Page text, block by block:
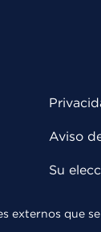
Aviso
Su
externos que